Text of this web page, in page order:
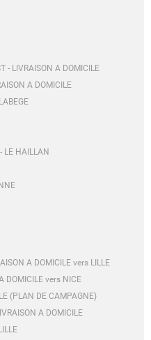
- LIVRAISON A DOMICILE
A DOMICILE
LE HAILLAN
A DOMICILE vers LILLE
DOMICILE vers NICE
(PLAN DE CAMPAGNE)
A DOMICILE